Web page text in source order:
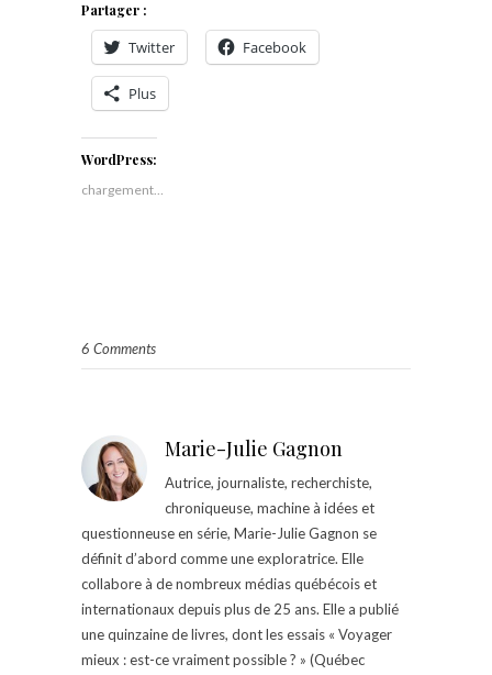
Partager :
Twitter Facebook
Plus
WordPress:
chargement…
6 Comments
Marie-Julie Gagnon
Autrice, journaliste, recherchiste,
chroniqueuse, machine à idées et
questionneuse en série, Marie-Julie Gagnon se
définit d’abord comme une exploratrice. Elle
collabore à de nombreux médias québécois et
internationaux depuis plus de 25 ans. Elle a publié
une quinzaine de livres, dont les essais « Voyager
mieux : est-ce vraiment possible ? » (Québec